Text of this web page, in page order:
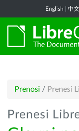
English 中
Prenosi / Prenesi
Prenesi